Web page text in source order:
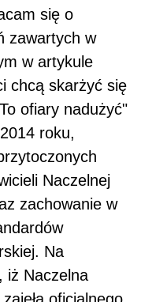
się o
zawartych w
w artykule
chcą skarżyć się
ofiary nadużyć"
roku,
Naczelnej
zachowanie w
Na
iż Naczelna
oficjalnego